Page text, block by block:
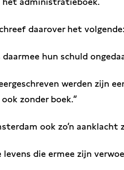
daarover het volgende:
daarmee hun schuld
werden zijn
zonder boek.”
ook zo’n aanklacht
levens die ermee zijn